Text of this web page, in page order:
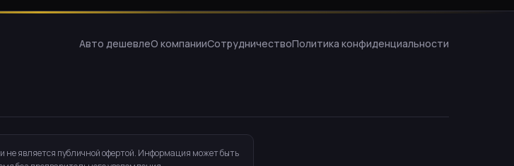
Авто дешевлеО компанииСотрудничествоПолитика конфиденциальности
является публичной офертой. Информация может быть